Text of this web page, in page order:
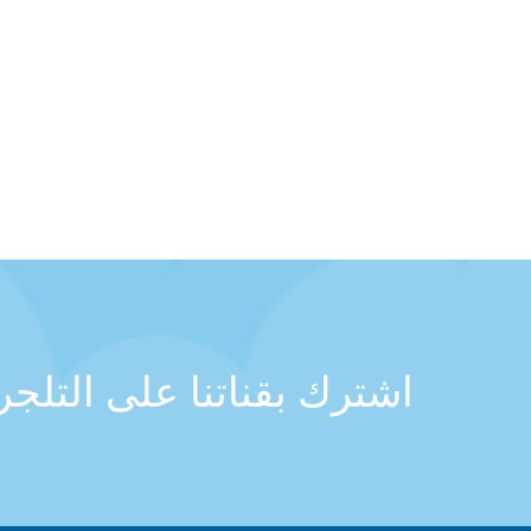
اشترك بقناتنا على